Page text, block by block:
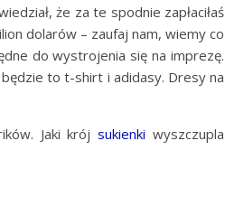
że za te spodnie zapłaciłaś
dolarów – zaufaj nam, wiemy co
do wystrojenia się na imprezę.
to t-shirt i adidasy. Dresy na
Jaki krójsukienki wyszczupla